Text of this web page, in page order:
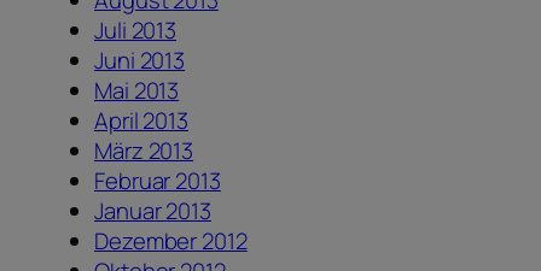
Juli 2013
Juni 2013
Mai 2013
April 2013
März 2013
Februar 2013
Januar 2013
Dezember 2012